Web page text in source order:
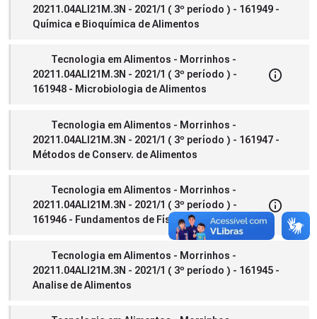
20211.04ALI21M.3N - 2021/1 ( 3º período ) - 161949 -
Química e Bioquímica de Alimentos
Tecnologia em Alimentos - Morrinhos -
20211.04ALI21M.3N - 2021/1 ( 3º período ) -
161948 - Microbiologia de Alimentos
Tecnologia em Alimentos - Morrinhos -
20211.04ALI21M.3N - 2021/1 ( 3º período ) - 161947 -
Métodos de Conserv. de Alimentos
Tecnologia em Alimentos - Morrinhos -
20211.04ALI21M.3N - 2021/1 ( 3º período ) -
161946 - Fundamentos de Física
Tecnologia em Alimentos - Morrinhos -
20211.04ALI21M.3N - 2021/1 ( 3º período ) - 161945 -
Analise de Alimentos